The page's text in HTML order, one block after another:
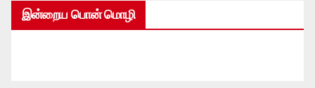
இன்றைய பொன் மொழி